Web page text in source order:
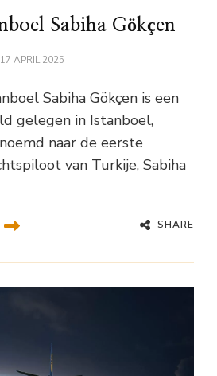
Sabiha Gökçen
17 APRIL 2025
Sabiha Gökçen is een
gelegen in Istanboel,
naar de eerste
van Turkije, Sabiha
SHARE